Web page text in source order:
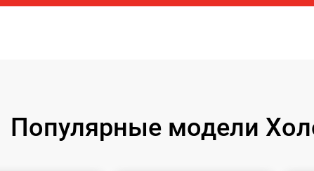
Популярные модели